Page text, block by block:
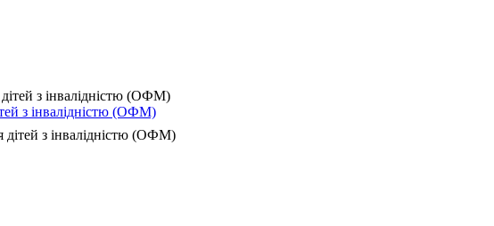
з інвалідністю (ОФМ)
дітей з інвалідністю (ОФМ)